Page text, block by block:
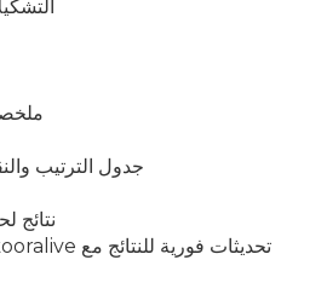
جدول الترتيب
📊